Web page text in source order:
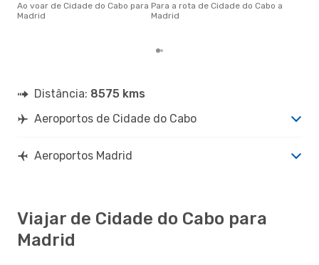
Ao voar de Cidade do Cabo para
Madrid
Para a rota de Cidade do Cabo a
Madrid
Distância: 8575 kms
Aeroportos de Cidade do Cabo
Aeroportos Madrid
Viajar de Cidade do Cabo para
Madrid